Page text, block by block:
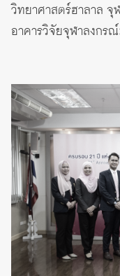
วิทยาศาสตร์ฮาลาล
อาคารวิจัยจุฬาลงกร